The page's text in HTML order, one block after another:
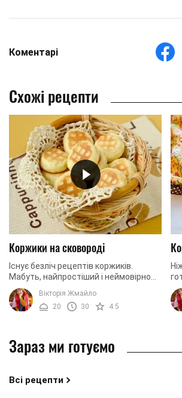
Коментарі
Схожі рецепти
Коржики на сковороді
Існує безліч рецептів коржиків.
Мабуть, найпростіший і неймовірно
смачний це коржики на сковороді.
Коржики вийдуть золотистими,
хрусткими і дуже ...
Вікторія Жмайло
20
30 4.5
Зараз ми готуємо
Всі рецепти